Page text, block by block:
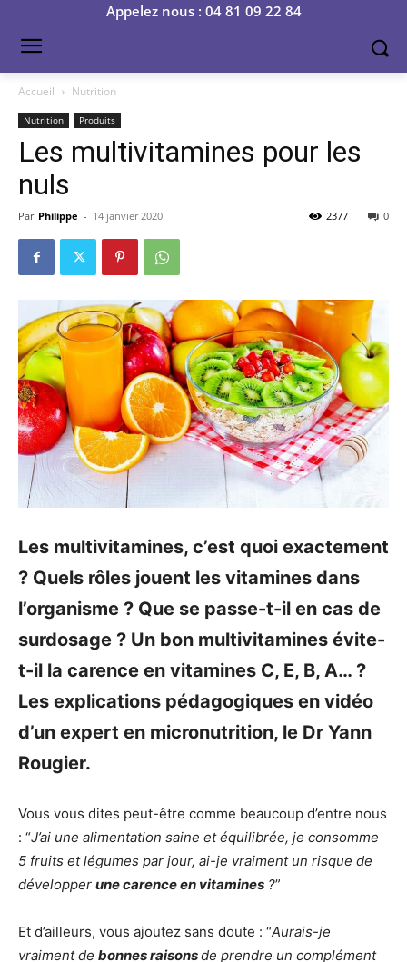
Appelez nous : 04 81 09 22 84
Accueil Nutrition
Nutrition Produits
Les multivitamines pour les
nuls
Par Philippe - 14 janvier 2020 0
2377
Les multivitamines, c’est quoi exactement
? Quels rôles jouent les vitamines dans
l’organisme ? Que se passe-t-il en cas de
surdosage ? Un bon multivitamines évite-
t-il la carence en vitamines C, E, B, A… ?
Les explications pédagogiques en vidéo
d’un expert en micronutrition, le Dr Yann
Rougier.
Vous vous dites peut-être comme beaucoup d’entre nous
: “J’ai une alimentation saine et équilibrée, je consomme
5 fruits et légumes par jour, ai-je vraiment un risque de
développer une carence en vitamines ?”
Et d’ailleurs, vous ajoutez sans doute : “Aurais-je
vraiment de bonnes raisonsde prendre un complément